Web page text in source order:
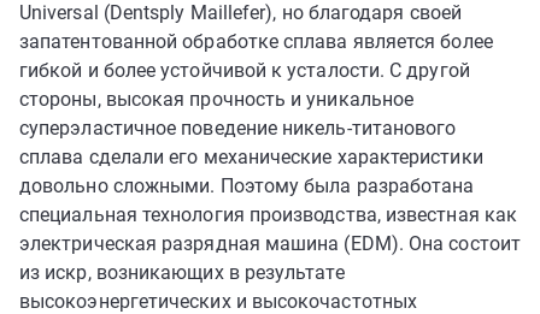
Universal (Dentsply Maillefer), но благодаря своей
запатентованной обработке сплава является более
гибкой и более устойчивой к усталости. С другой
стороны, высокая прочность и уникальное
суперэластичное поведение никель-титанового
сплава сделали его механические характеристики
довольно сложными. Поэтому была разработана
специальная технология производства, известная как
электрическая разрядная машина (EDM). Она состоит
из искр, возникающих в результате
высокоэнергетических и высокочастотных